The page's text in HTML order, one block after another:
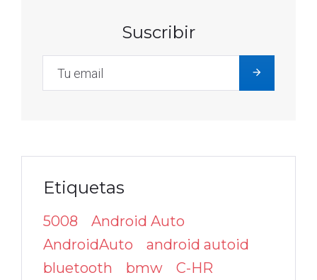
Suscribir
Etiquetas
5008
Android Auto
AndroidAuto
android autoid
bluetooth
bmw
C-HR